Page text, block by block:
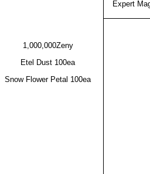
1,000,000Zeny
Etel Dust 100ea
Snow Flower Petal 100ea
Expert